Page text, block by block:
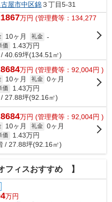
屋市中区錦３丁目5-31
万円 (管理費等：134,277
10ヶ月 礼金 -
価 1.43万円
40.69坪(134.51㎡)
万円 (管理費等：92,004円 )
10ヶ月 礼金 0ヶ月
価 1.43万円
27.88坪(92.16㎡)
万円 (管理費等：92,004円 )
10ヶ月 礼金 0ヶ月
価 1.43万円
/ 27.88坪(92.16㎡)
ィスおすすめ 】
万円